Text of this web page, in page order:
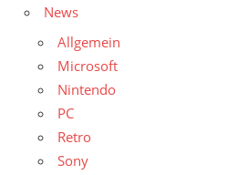
News
Allgemein
Microsoft
Nintendo
PC
Retro
Sony